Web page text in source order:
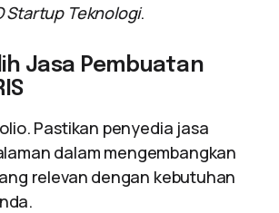
Startup Teknologi.
Jasa Pembuatan
Pastikan penyedia jasa
dalam mengembangkan
relevan dengan kebutuhan